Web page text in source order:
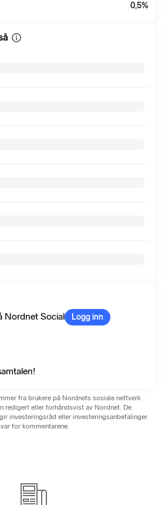
0,5%
Vis
Nordnet Social
Logg inn
fra brukere på Nordnets sosiale nettverk
redigert eller forhåndsvist av Nordnet. De
investeringsråd eller investeringsanbefalinger.
for kommentarene.